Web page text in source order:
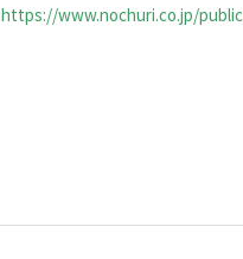
https://www.nochuri.co.jp/